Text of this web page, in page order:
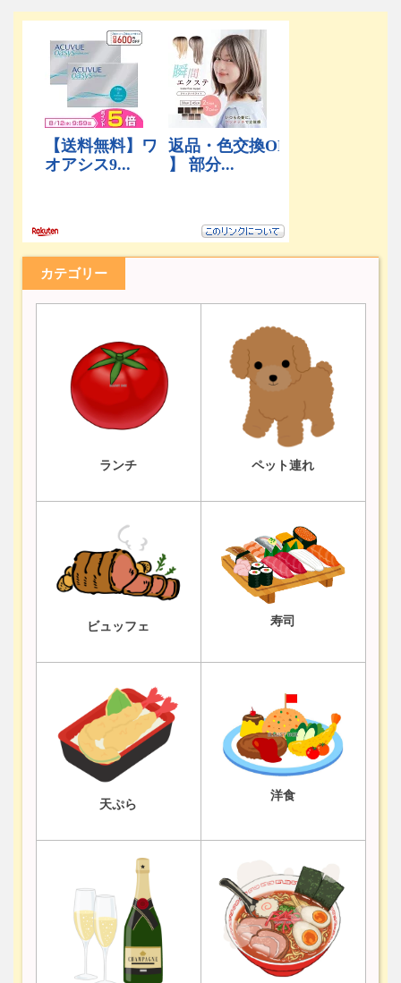
カテゴリー
ランチ ペット連れ
ビュッフェ 寿司
天ぷら
洋食